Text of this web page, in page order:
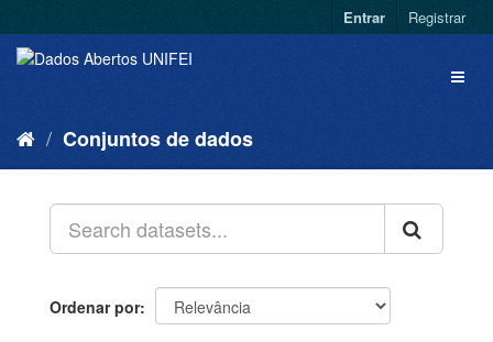
Entrar Registrar
Conjuntos de dados
Ordenar por